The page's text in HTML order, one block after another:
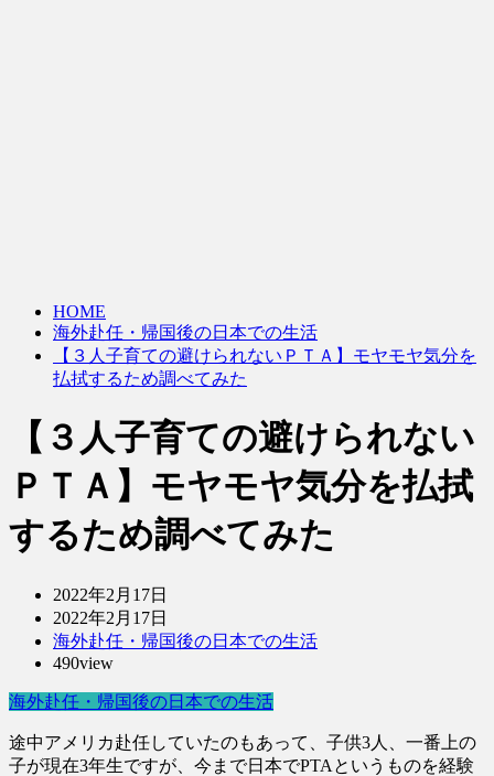
HOME
海外赴任・帰国後の日本での生活
【３人子育ての避けられないＰＴＡ】モヤモヤ気分を
払拭するため調べてみた
【３人子育ての避けられない
ＰＴＡ】モヤモヤ気分を払拭
するため調べてみた
2022年2月17日
2022年2月17日
海外赴任・帰国後の日本での生活
490view
海外赴任・帰国後の日本での生活
途中アメリカ赴任していたのもあって、子供3人、一番上の
子が現在3年生ですが、今まで日本でPTAというものを経験